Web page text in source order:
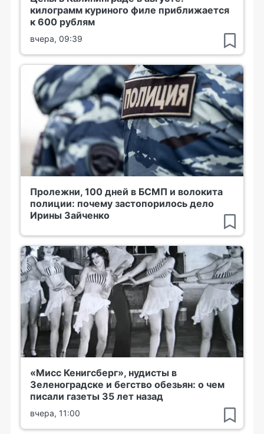
килограмм куриного филе приближается
к 600 рублям
вчера, 09:39
Пролежни, 100 дней в БСМП и волокита
полиции: почему застопорилось дело
Ирины Зайченко
«Мисс Кенигсберг», нудисты в
Зеленоградске и бегство обезьян: о чем
писали газеты 35 лет назад
вчера, 11:00